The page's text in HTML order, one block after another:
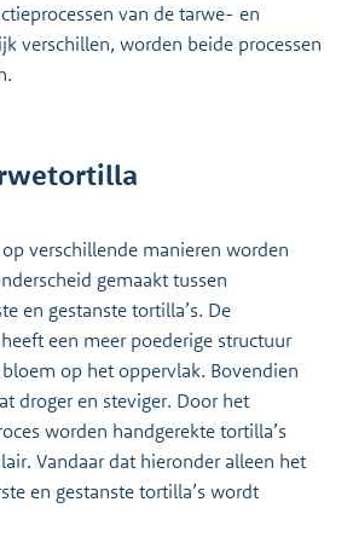
van de tarwe- en
verschillen, worden beide processen
verschillende manieren worden
gemaakt tussen
en gestanste tortilla’s. De
een meer poederige structuur
op het oppervlak. Bovendien
droger en steviger. Door het
worden handgerekte tortilla’s
Vandaar dat hieronder alleen het
en gestanste tortilla’s wordt